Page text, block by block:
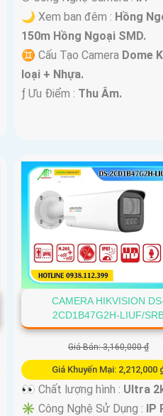
🌙 Xem ban đêm : Hồng
150m Hồng Ngoại SMD.
♊ Cấu Tạo Camera Dome
loại + Nhựa.
️ƒ Ưu Điểm : Thu Âm.
CAMERA HIKVISION
2CD1B47G2H-LIUF/
Giá Bán: 3,160,000 ₫
Giá Khuyến Mại: 2,212,000
👀 Chất lượng hình : Ultra
✳️ Công Nghệ Sử Dụng : IP